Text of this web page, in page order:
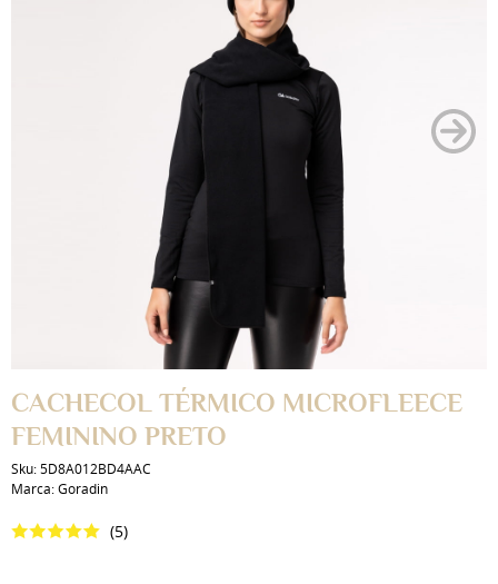
CACHECOL TÉRMICO MICROFLEECE
FEMININO PRETO
Sku:5D8A012BD4AAC
Marca:Goradin
(5)